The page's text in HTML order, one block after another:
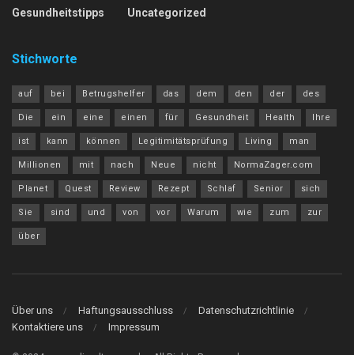
Gesundheitstipps
Uncategorized
Stichworte
auf bei Betrugshelfer das dem den der des
Die ein eine einen für Gesundheit Health Ihre
ist kann können Legitimitätsprüfung Living man
Millionen mit nach Neue nicht NormaZager.com
Planet Quest Review Rezept Schlaf Senior sich
Sie sind und von vor Warum wie zum zur
über
Über uns Haftungsausschluss
Datenschutzrichtlinie
Kontaktiere uns
Impressum